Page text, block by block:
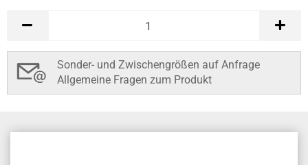
Sonder- und Zwischengrößen auf Anfrage
Allgemeine Fragen zum Produkt